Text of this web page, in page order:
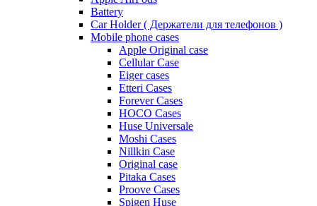
Battery
Car Holder ( Держатели для телефонов )
Mobile phone cases
Apple Original case
Cellular Case
Eiger cases
Etteri Cases
Forever Cases
HOCO Cases
Huse Universale
Moshi Cases
Nillkin Case
Original case
Pitaka Cases
Proove Cases
Spigen Huse